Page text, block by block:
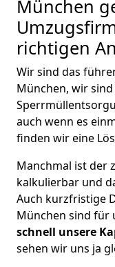
München
richtigen
Wir sind das
München, wir
auch wenn es
finden wir eine
Manchmal ist der
kalkulierbar und
Auch kurzfristige
München sind für
schnell unsere
sehen wir uns ja